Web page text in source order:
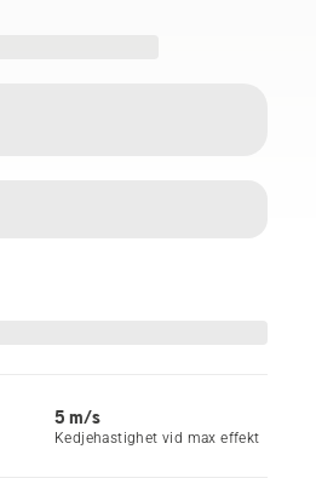
5 m/s
Kedjehastighet vid max effekt